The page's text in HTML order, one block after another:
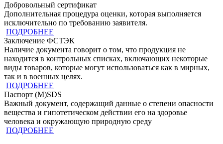
Добровольный сертификат
Дополнительная процедура оценки, которая выполняется
исключительно по требованию заявителя.
ПОДРОБНЕЕ
Заключение ФСТЭК
Наличие документа говорит о том, что продукция не
находится в контрольных списках, включающих некоторые
виды товаров, которые могут использоваться как в мирных,
так и в военных целях.
ПОДРОБНЕЕ
Паспорт (M)SDS
Важный документ, содержащий данные о степени опасности
вещества и гипотетическом действии его на здоровье
человека и окружающую природную среду
ПОДРОБНЕЕ